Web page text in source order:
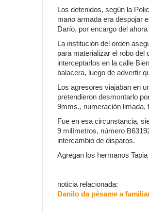
Los detenidos, según la
mano armada era despojar
Darío, por encargo del
La institución del orden
para materializar el robo del
interceptarlos en la calle
balacera, luego de advertir
Los agresores viajaban en
pretendieron desmontarlo
9mms., numeración limada,
Fue en esa circunstancia,
9 milímetros, número
intercambio de disparos.
Agregan los hermanos
noticia relacionada:
Danilo da pésame a